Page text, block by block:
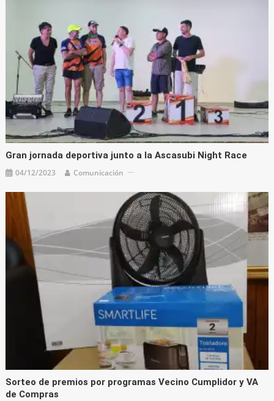
Gran jornada deportiva junto a la Ascasubi Night Race
04/12/2023 Comunicación
Sorteo de premios por programas Vecino Cumplidor y VA
de Compras